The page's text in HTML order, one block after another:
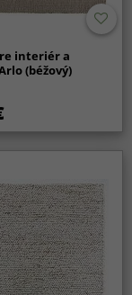
interiér a
(béžový)